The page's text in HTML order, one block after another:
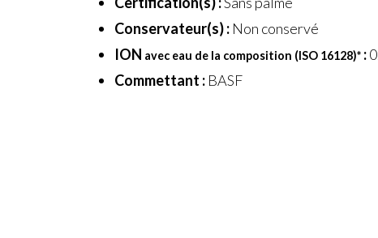
Conservateur(s) :Non conservé
ION avec eau de la composition (ISO 16128)*:
Commettant :BASF